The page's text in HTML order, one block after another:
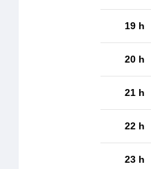
19 h
20 h
21 h
22 h
23 h